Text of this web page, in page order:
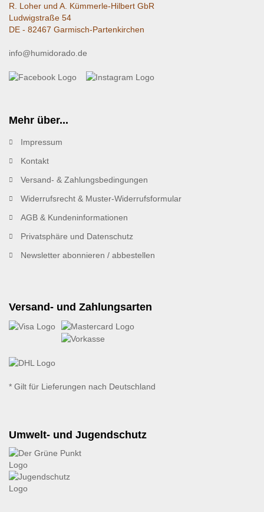
R. Loher und A. Kümmerle-Hilbert GbR
Ludwigstraße 54
DE - 82467 Garmisch-Partenkirchen
info@humidorado.de
Mehr über...
Impressum
Kontakt
Versand- & Zahlungsbedingungen
Widerrufsrecht & Muster-Widerrufsformular
AGB & Kundeninformationen
Privatsphäre und Datenschutz
Newsletter abonnieren / abbestellen
Versand- und Zahlungsarten
* Gilt für Lieferungen nach Deutschland
Umwelt- und Jugendschutz